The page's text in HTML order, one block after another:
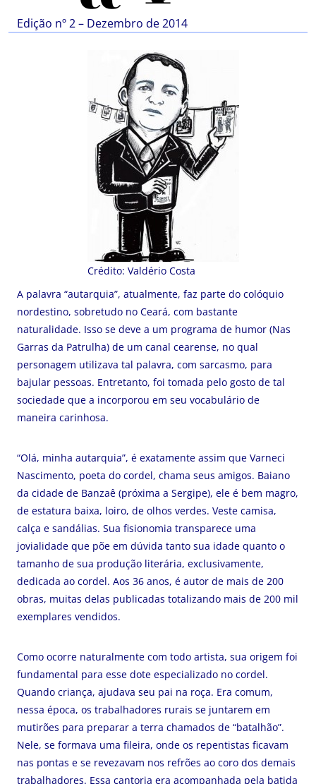
Edição nº 2 – Dezembro de 2014
Crédito: Valdério Costa
A palavra “autarquia”, atualmente, faz parte do colóquio
nordestino, sobretudo no Ceará, com bastante
naturalidade. Isso se deve a um programa de humor (Nas
Garras da Patrulha) de um canal cearense, no qual
personagem utilizava tal palavra, com sarcasmo, para
bajular pessoas. Entretanto, foi tomada pelo gosto de tal
sociedade que a incorporou em seu vocabulário de
maneira carinhosa.
“Olá, minha autarquia”, é exatamente assim que Varneci
Nascimento, poeta do cordel, chama seus amigos. Baiano
da cidade de Banzaê (próxima a Sergipe), ele é bem magro,
de estatura baixa, loiro, de olhos verdes. Veste camisa,
calça e sandálias. Sua fisionomia transparece uma
jovialidade que põe em dúvida tanto sua idade quanto o
tamanho de sua produção literária, exclusivamente,
dedicada ao cordel. Aos 36 anos, é autor de mais de 200
obras, muitas delas publicadas totalizando mais de 200 mil
exemplares vendidos.
Como ocorre naturalmente com todo artista, sua origem foi
fundamental para esse dote especializado no cordel.
Quando criança, ajudava seu pai na roça. Era comum,
nessa época, os trabalhadores rurais se juntarem em
mutirões para preparar a terra chamados de “batalhão”.
Nele, se formava uma fileira, onde os repentistas ficavam
nas pontas e se revezavam nos refrões ao coro dos demais
trabalhadores. Essa cantoria era acompanhada pela batida